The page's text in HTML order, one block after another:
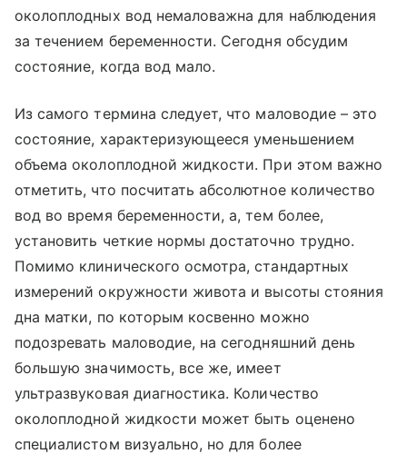
околоплодных вод немаловажна для наблюдения
за течением беременности. Сегодня обсудим
состояние, когда вод мало.
Из самого термина следует, что маловодие – это
состояние, характеризующееся уменьшением
объема околоплодной жидкости. При этом важно
отметить, что посчитать абсолютное количество
вод во время беременности, а, тем более,
установить четкие нормы достаточно трудно.
Помимо клинического осмотра, стандартных
измерений окружности живота и высоты стояния
дна матки, по которым косвенно можно
подозревать маловодие, на сегодняшний день
большую значимость, все же, имеет
ультразвуковая диагностика. Количество
околоплодной жидкости может быть оценено
специалистом визуально, но для более